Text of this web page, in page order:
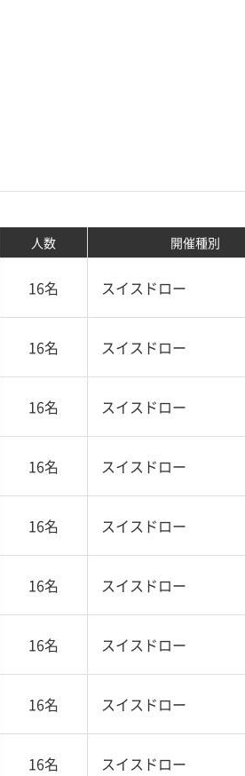
人数 開催種別
16名 スイスドロー
16名 スイスドロー
16名 スイスドロー
16名 スイスドロー
16名 スイスドロー
16名 スイスドロー
16名 スイスドロー
16名 スイスドロー
16名 スイスドロー